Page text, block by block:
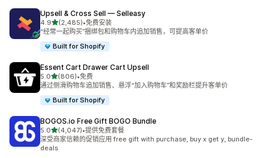
Upsell & Cross Sell — Selleasy
4.9星（满分 5 星）
(2,485)
总共 2485 条评论
•免费安装
“经常一起购买”捆绑包和购物车内追加销售，可提高客单价
Built for Shopify
Essent Cart Drawer Cart Upsell
5.0星（满分 5 星）
(806)
总共 806 条评论
•免费
通过侧滑购物车追加销售、悬浮“加入购物车”和奖励栏提升客单价
Built for Shopify
BOGOS.io Free Gift BOGO Bundle
5.0星（满分 5 星）
(4,047)
总共 4047 条评论
•提供免费套餐
深受商家信赖的促销应用 free gift with purchase, buy x get y, bundle-
deals